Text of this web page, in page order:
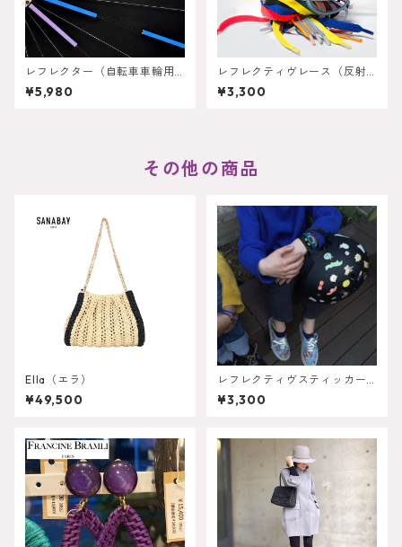
レフレクター（自転車車輪用
反射スティック）２個セット
（１２本 ×２＝２４本）
¥5,980
レフレクティヴレース（反射
式靴紐）
¥3,300
その他の商品
Ella（エラ）
¥49,500
レフレクティヴスティッカー
（反射ステッカー）
¥3,300